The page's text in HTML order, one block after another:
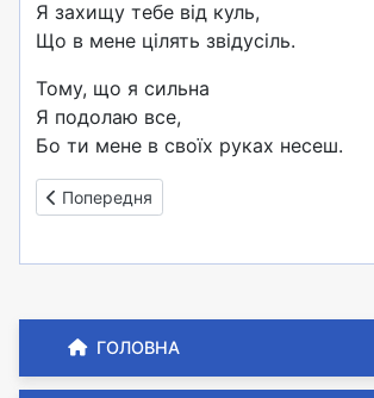
ГОЛОВНА
Я захищу тебе від куль,
Що в мене цілять звідусіль.
Тому, що я сильна
Я подолаю все,
Бо ти мене в своїх руках несеш.
Попередня стаття: Юний дослідник-
Попередня